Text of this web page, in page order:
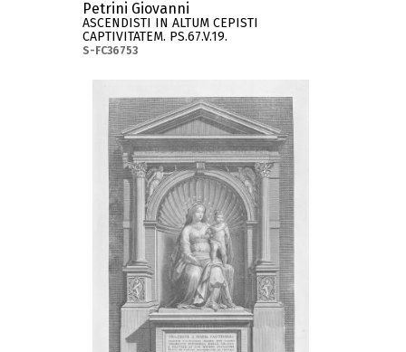
Petrini Giovanni
ASCENDISTI IN ALTUM CEPISTI
CAPTIVITATEM. PS.67.V.19.
S-FC36753